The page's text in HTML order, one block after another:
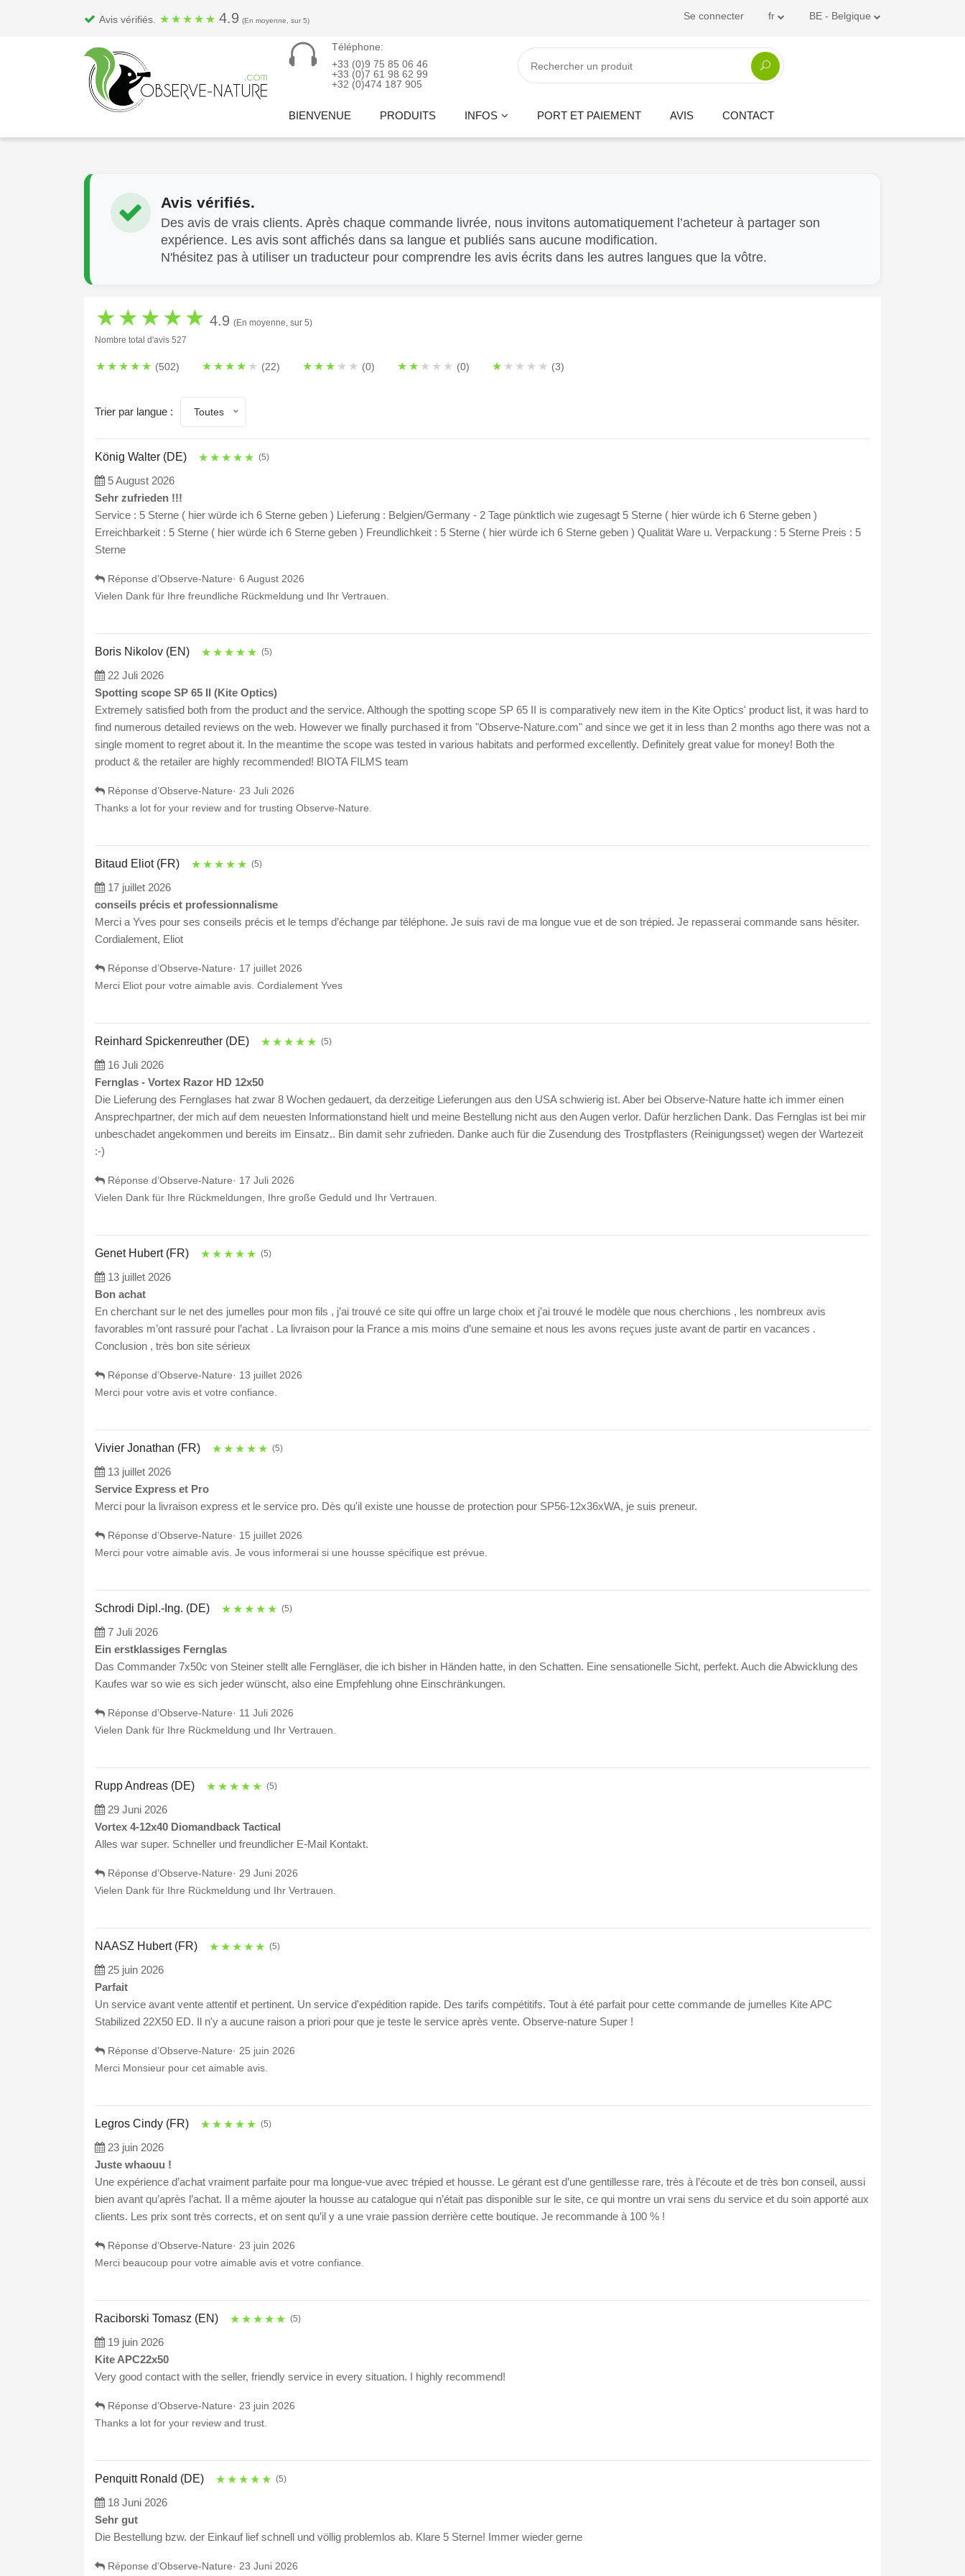
Avis vérifiés. ★ ★ ★ ★ ★ 4.9 (En moyenne, sur 5) Se connecter fr BE - Belgique
Téléphone:
+33 (0)9 75 85 06 46
+33 (0)7 61 98 62 99
+32 (0)474 187 905
BIENVENUE PRODUITS INFOS PORT ET PAIEMENT AVIS CONTACT
Avis vérifiés.
Des avis de vrais clients. Après chaque commande livrée, nous invitons automatiquement l’acheteur à partager son
expérience. Les avis sont affichés dans sa langue et publiés sans aucune modification.
N'hésitez pas à utiliser un traducteur pour comprendre les avis écrits dans les autres langues que la vôtre.
★★★★★ 4.9 (En moyenne, sur 5)
Nombre total d'avis 527
★ ★ ★ ★ ★ (502) ★ ★ ★ ★ ★ (22) ★ ★ ★ ★ ★ (0) ★ ★ ★ ★ ★ (0) ★ ★ ★ ★ ★ (3)
Trier par langue : Toutes
König Walter (DE) ★ ★ ★ ★ ★ (5)
5 August 2026
Sehr zufrieden !!!
Service : 5 Sterne ( hier würde ich 6 Sterne geben ) Lieferung : Belgien/Germany - 2 Tage pünktlich wie zugesagt 5 Sterne ( hier würde ich 6 Sterne geben )
Erreichbarkeit : 5 Sterne ( hier würde ich 6 Sterne geben ) Freundlichkeit : 5 Sterne ( hier würde ich 6 Sterne geben ) Qualität Ware u. Verpackung : 5 Sterne Preis : 5
Sterne
Réponse d’Observe-Nature· 6 August 2026
Vielen Dank für Ihre freundliche Rückmeldung und Ihr Vertrauen.
Boris Nikolov (EN) ★ ★ ★ ★ ★ (5)
22 Juli 2026
Spotting scope SP 65 II (Kite Optics)
Extremely satisfied both from the product and the service. Although the spotting scope SP 65 II is comparatively new item in the Kite Optics' product list, it was hard to
find numerous detailed reviews on the web. However we finally purchased it from "Observe-Nature.com" and since we get it in less than 2 months ago there was not a
single moment to regret about it. In the meantime the scope was tested in various habitats and performed excellently. Definitely great value for money! Both the
product & the retailer are highly recommended! BIOTA FILMS team
Réponse d’Observe-Nature· 23 Juli 2026
Thanks a lot for your review and for trusting Observe-Nature.
Bitaud Eliot (FR) ★ ★ ★ ★ ★ (5)
17 juillet 2026
conseils précis et professionnalisme
Merci a Yves pour ses conseils précis et le temps d’échange par téléphone. Je suis ravi de ma longue vue et de son trépied. Je repasserai commande sans hésiter.
Cordialement, Eliot
Réponse d’Observe-Nature· 17 juillet 2026
Merci Eliot pour votre aimable avis. Cordialement Yves
Reinhard Spickenreuther (DE) ★ ★ ★ ★ ★ (5)
16 Juli 2026
Fernglas - Vortex Razor HD 12x50
Die Lieferung des Fernglases hat zwar 8 Wochen gedauert, da derzeitige Lieferungen aus den USA schwierig ist. Aber bei Observe-Nature hatte ich immer einen
Ansprechpartner, der mich auf dem neuesten Informationstand hielt und meine Bestellung nicht aus den Augen verlor. Dafür herzlichen Dank. Das Fernglas ist bei mir
unbeschadet angekommen und bereits im Einsatz.. Bin damit sehr zufrieden. Danke auch für die Zusendung des Trostpflasters (Reinigungsset) wegen der Wartezeit
:-)
Réponse d’Observe-Nature· 17 Juli 2026
Vielen Dank für Ihre Rückmeldungen, Ihre große Geduld und Ihr Vertrauen.
Genet Hubert (FR) ★ ★ ★ ★ ★ (5)
13 juillet 2026
Bon achat
En cherchant sur le net des jumelles pour mon fils , j’ai trouvé ce site qui offre un large choix et j’ai trouvé le modèle que nous cherchions , les nombreux avis
favorables m’ont rassuré pour l’achat . La livraison pour la France a mis moins d’une semaine et nous les avons reçues juste avant de partir en vacances .
Conclusion , très bon site sérieux
Réponse d’Observe-Nature· 13 juillet 2026
Merci pour votre avis et votre confiance.
Vivier Jonathan (FR) ★ ★ ★ ★ ★ (5)
13 juillet 2026
Service Express et Pro
Merci pour la livraison express et le service pro. Dès qu'il existe une housse de protection pour SP56-12x36xWA, je suis preneur.
Réponse d’Observe-Nature· 15 juillet 2026
Merci pour votre aimable avis. Je vous informerai si une housse spécifique est prévue.
Schrodi Dipl.-Ing. (DE) ★ ★ ★ ★ ★ (5)
7 Juli 2026
Ein erstklassiges Fernglas
Das Commander 7x50c von Steiner stellt alle Ferngläser, die ich bisher in Händen hatte, in den Schatten. Eine sensationelle Sicht, perfekt. Auch die Abwicklung des
Kaufes war so wie es sich jeder wünscht, also eine Empfehlung ohne Einschränkungen.
Réponse d’Observe-Nature· 11 Juli 2026
Vielen Dank für Ihre Rückmeldung und Ihr Vertrauen.
Rupp Andreas (DE) ★ ★ ★ ★ ★ (5)
29 Juni 2026
Vortex 4-12x40 Diomandback Tactical
Alles war super. Schneller und freundlicher E-Mail Kontakt.
Réponse d’Observe-Nature· 29 Juni 2026
Vielen Dank für Ihre Rückmeldung und Ihr Vertrauen.
NAASZ Hubert (FR) ★ ★ ★ ★ ★ (5)
25 juin 2026
Parfait
Un service avant vente attentif et pertinent. Un service d'expédition rapide. Des tarifs compétitifs. Tout à été parfait pour cette commande de jumelles Kite APC
Stabilized 22X50 ED. Il n'y a aucune raison a priori pour que je teste le service après vente. Observe-nature Super !
Réponse d’Observe-Nature· 25 juin 2026
Merci Monsieur pour cet aimable avis.
Legros Cindy (FR) ★ ★ ★ ★ ★ (5)
23 juin 2026
Juste whaouu !
Une expérience d’achat vraiment parfaite pour ma longue-vue avec trépied et housse. Le gérant est d’une gentillesse rare, très à l’écoute et de très bon conseil, aussi
bien avant qu’après l’achat. Il a même ajouter la housse au catalogue qui n’était pas disponible sur le site, ce qui montre un vrai sens du service et du soin apporté aux
clients. Les prix sont très corrects, et on sent qu’il y a une vraie passion derrière cette boutique. Je recommande à 100 % !
Réponse d’Observe-Nature· 23 juin 2026
Merci beaucoup pour votre aimable avis et votre confiance.
Raciborski Tomasz (EN) ★ ★ ★ ★ ★ (5)
19 juin 2026
Kite APC22x50
Very good contact with the seller, friendly service in every situation. I highly recommend!
Réponse d’Observe-Nature· 23 juin 2026
Thanks a lot for your review and trust.
Penquitt Ronald (DE) ★ ★ ★ ★ ★ (5)
18 Juni 2026
Sehr gut
Die Bestellung bzw. der Einkauf lief schnell und völlig problemlos ab. Klare 5 Sterne! Immer wieder gerne
Réponse d’Observe-Nature· 23 Juni 2026